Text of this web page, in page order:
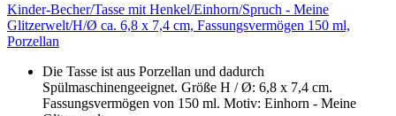
Kinder-Becher/Tasse mit Henkel/Einhorn/Spruch - Meine
Glitzerwelt/H/Ø ca. 6,8 x 7,4 cm, Fassungsvermögen 150 ml,
Porzellan
Die Tasse ist aus Porzellan und dadurch
Spülmaschinengeeignet. Größe H / Ø: 6,8 x 7,4 cm.
Fassungsvermögen von 150 ml. Motiv: Einhorn - Meine